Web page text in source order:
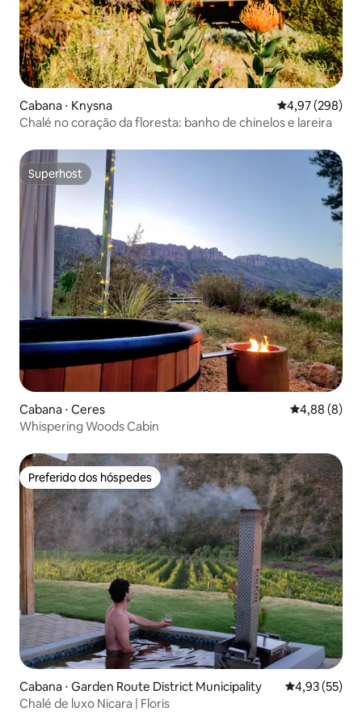
Cabana ⋅ Knysna 4,97 de uma
4,97 (298)
Chalé no coração da floresta: banho de chinelos e lareira
Superhost
Superhost
Cabana ⋅ Ceres 4,88 de uma
4,88 (8)
Whispering Woods Cabin
Preferido dos hóspedes
Preferido dos hóspedes
Cabana ⋅ Garden Route District Municipality 4,93 de uma
4,93 (55)
Chalé de luxo Nicara | Floris